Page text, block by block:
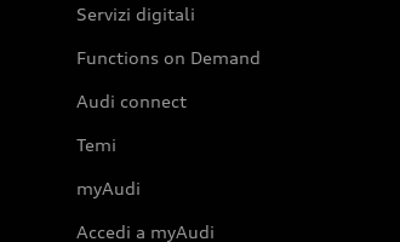
Servizi digitali
Functions on Demand
Audi connect
Temi
myAudi
Accedi a myAudi